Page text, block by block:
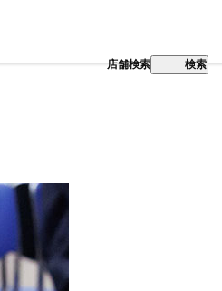
店舗検索 検索